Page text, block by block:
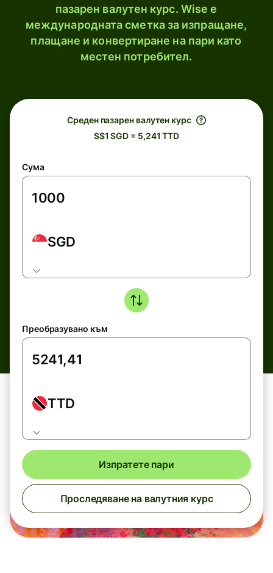
пазарен валутен курс. Wise е
международната сметка за изпращане,
плащане и конвертиране на пари като
местен потребител.
Среден пазарен валутен курс
S$1 SGD = 5,241 TTD
Сума
SGD
Преобразувано към
TTD
Изпратете пари
Проследяване на валутния курс